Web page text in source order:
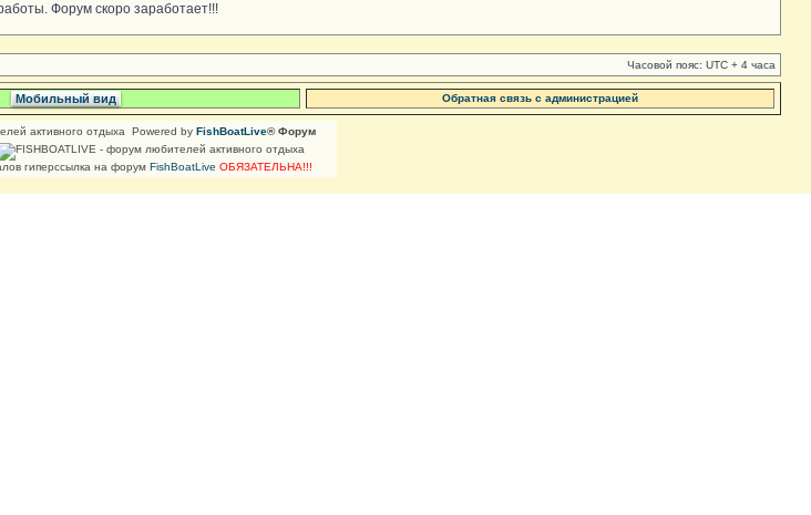
Форум скоро заработает!!!
Часовой пояс: UTC + 4 часа
Мобильный вид Обратная связь с администрацией
Powered by FishBoatLive® Форум
гиперссылка на форум FishBoatLive ОБЯЗАТЕЛЬНА!!!